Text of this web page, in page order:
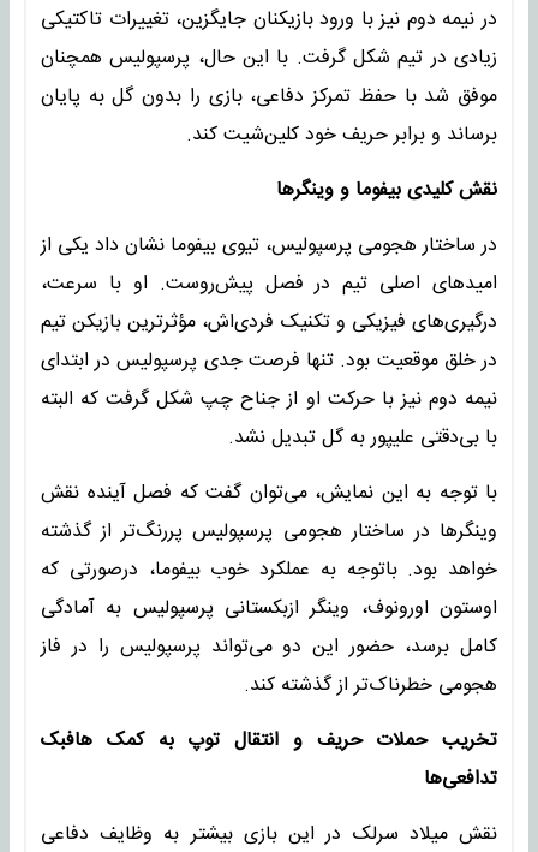
در نیمه دوم نیز با ورود بازیکنان جایگزین، تغییرات تاکتیکی
زیادی در تیم شکل گرفت. با این حال، پرسپولیس همچنان
موفق شد با حفظ تمرکز دفاعی، بازی را بدون گل به پایان
برساند و برابر حریف خود کلین‌شیت کند.
نقش کلیدی بیفوما و وینگرها
در ساختار هجومی پرسپولیس، تیوی بیفوما نشان داد یکی از
امیدهای اصلی تیم در فصل پیش‌روست. او با سرعت،
درگیری‌های فیزیکی و تکنیک فردی‌اش، مؤثرترین بازیکن تیم
در خلق موقعیت بود. تنها فرصت جدی پرسپولیس در ابتدای
نیمه دوم نیز با حرکت او از جناح چپ شکل گرفت که البته
با بی‌دقتی علیپور به گل تبدیل نشد.
با توجه به این نمایش، می‌توان گفت که فصل آینده نقش
وینگرها در ساختار هجومی پرسپولیس پررنگ‌تر از گذشته
خواهد بود. باتوجه به عملکرد خوب بیفوما، درصورتی که
اوستون اورونوف، وینگر ازبکستانی پرسپولیس به آمادگی
کامل برسد، حضور این دو می‌تواند پرسپولیس را در فاز
هجومی خطرناک‌تر از گذشته کند.
تخریب حملات حریف و انتقال توپ به کمک هافبک
تدافعی‌ها
نقش میلاد سرلک در این بازی بیشتر به وظایف دفاعی